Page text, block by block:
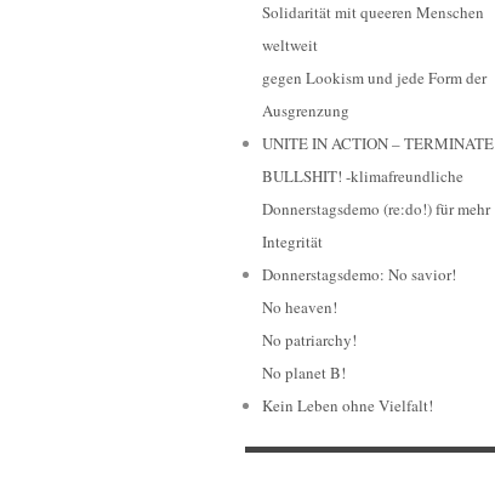
Solidarität mit queeren Menschen
weltweit
gegen Lookism und jede Form der
Ausgrenzung
UNITE IN ACTION – TERMINATE
BULLSHIT! -klimafreundliche
Donnerstagsdemo (re:do!) für mehr
Integrität
Donnerstagsdemo: No savior!
No heaven!
No patriarchy!
No planet B!
Kein Leben ohne Vielfalt!